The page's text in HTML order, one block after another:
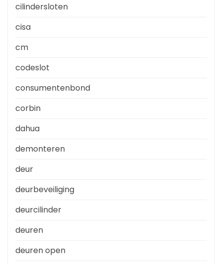
cilindersloten
cisa
cm
codeslot
consumentenbond
corbin
dahua
demonteren
deur
deurbeveiliging
deurcilinder
deuren
deuren open